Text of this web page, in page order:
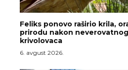
Feliks ponovo raširio krila,
prirodu nakon
krivolovaca
6. avgust 2026.